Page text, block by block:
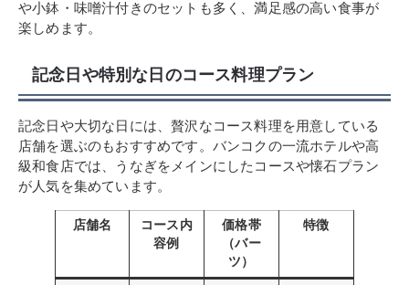
や小鉢・味噌汁付きのセットも多く、満足感の高い食事が
楽しめます。
記念日や特別な日のコース料理プラン
記念日や大切な日には、贅沢なコース料理を用意している
店舗を選ぶのもおすすめです。バンコクの一流ホテルや高
級和食店では、うなぎをメインにしたコースや懐石プラン
が人気を集めています。
店舗名
コース内
容例
価格帯
（バー
ツ）
特徴